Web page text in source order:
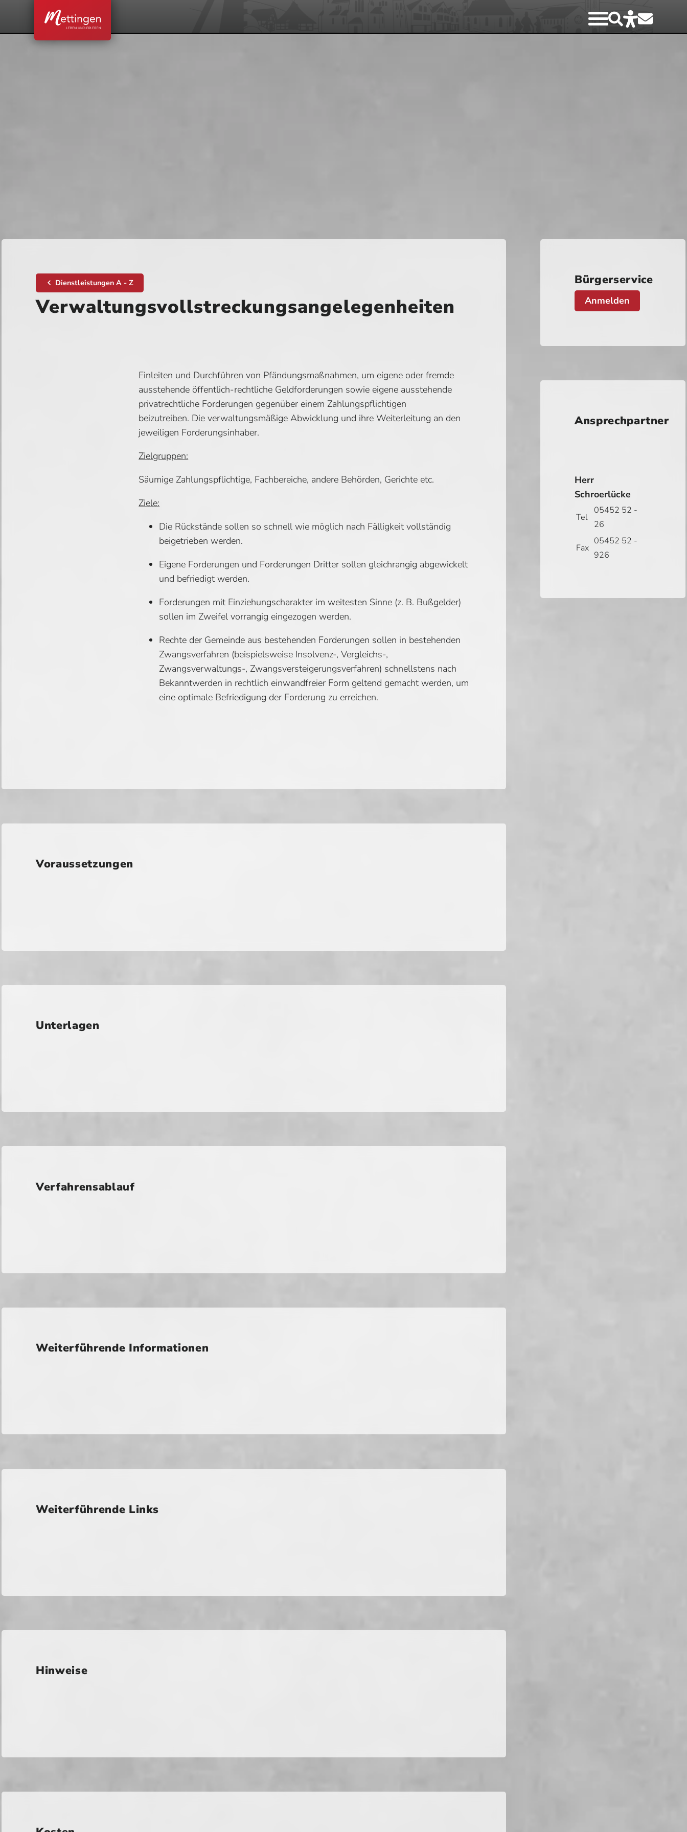
Dienstleistungen A - Z
Verwaltungsvollstreckungsangelegenheiten
Einleiten und Durchführen von Pfändungsmaßnahmen, um eigene oder fremde
ausstehende öffentlich-rechtliche Geldforderungen sowie eigene ausstehende
privatrechtliche Forderungen gegenüber einem Zahlungspflichtigen
beizutreiben. Die verwaltungsmäßige Abwicklung und ihre Weiterleitung an den
jeweiligen Forderungsinhaber.
Zielgruppen:
Säumige Zahlungspflichtige, Fachbereiche, andere Behörden, Gerichte etc.
Ziele:
Die Rückstände sollen so schnell wie möglich nach Fälligkeit vollständig
beigetrieben werden.
Eigene Forderungen und Forderungen Dritter sollen gleichrangig abgewickelt
und befriedigt werden.
Forderungen mit Einziehungscharakter im weitesten Sinne (z. B. Bußgelder)
sollen im Zweifel vorrangig eingezogen werden.
Rechte der Gemeinde aus bestehenden Forderungen sollen in bestehenden
Zwangsverfahren (beispielsweise Insolvenz-, Vergleichs-,
Zwangsverwaltungs-, Zwangsversteigerungsverfahren) schnellstens nach
Bekanntwerden in rechtlich einwandfreier Form geltend gemacht werden, um
eine optimale Befriedigung der Forderung zu erreichen.
Voraussetzungen
Unterlagen
Verfahrensablauf
Weiterführende Informationen
Weiterführende Links
Hinweise
Bürgerservice
Anmelden
Ansprechpartner
Herr
Schroerlücke
Tel
05452 52 -
26
Fax
05452 52 -
926